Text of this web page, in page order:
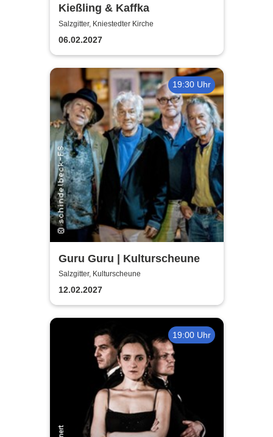
Kießling & Kaffka
Salzgitter, Kniestedter Kirche
06.02.2027
19:30 Uhr
Guru Guru | Kulturscheune
Salzgitter, Kulturscheune
12.02.2027
19:00 Uhr